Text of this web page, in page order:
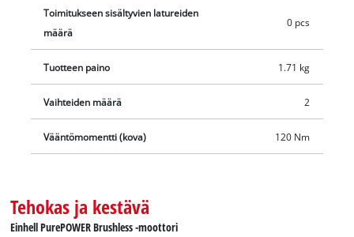
Toimitukseen sisältyvien latureiden
määrä
0 pcs
Tuotteen paino 1.71 kg
Vaihteiden määrä 2
Vääntömomentti (kova) 120 Nm
Tehokas ja kestävä
Einhell PurePOWER Brushless -moottori